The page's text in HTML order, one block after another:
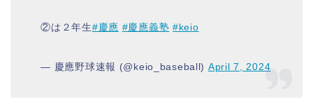
②は２年生#慶應 #慶應義塾 #keio
— 慶應野球速報 (@keio_baseball) April 7, 2024